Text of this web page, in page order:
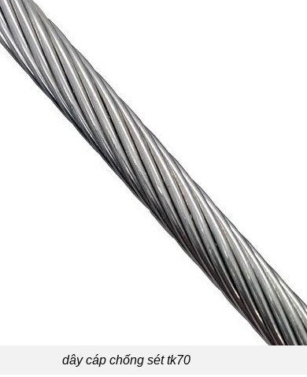
dây cáp chống sét tk70